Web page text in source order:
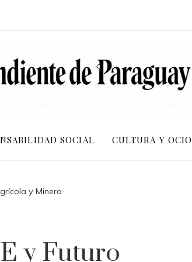
SOCIAL CULTURA Y OCIO
y Minero
y Futuro